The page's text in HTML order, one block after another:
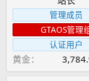
管理成员
GTAOS管理
认证用户
黄金